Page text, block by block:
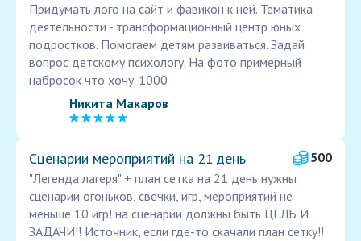
Придумать лого на сайт и фавикон к ней. Тематика
деятельности - трансформационный центр юных
подростков. Помогаем детям развиваться. Задай
вопрос детскому психологу. На фото примерный
набросок что хочу. 1000
Никита Макаров
Сценарии мероприятий на 21 день
500
"Легенда лагеря" + план сетка на 21 день нужны
сценарии огоньков, свечки, игр, мероприятий не
меньше 10 игр! на сценарии должны быть ЦЕЛЬ И
ЗАДАЧИ!! Источник, если где-то скачали план сетку!!